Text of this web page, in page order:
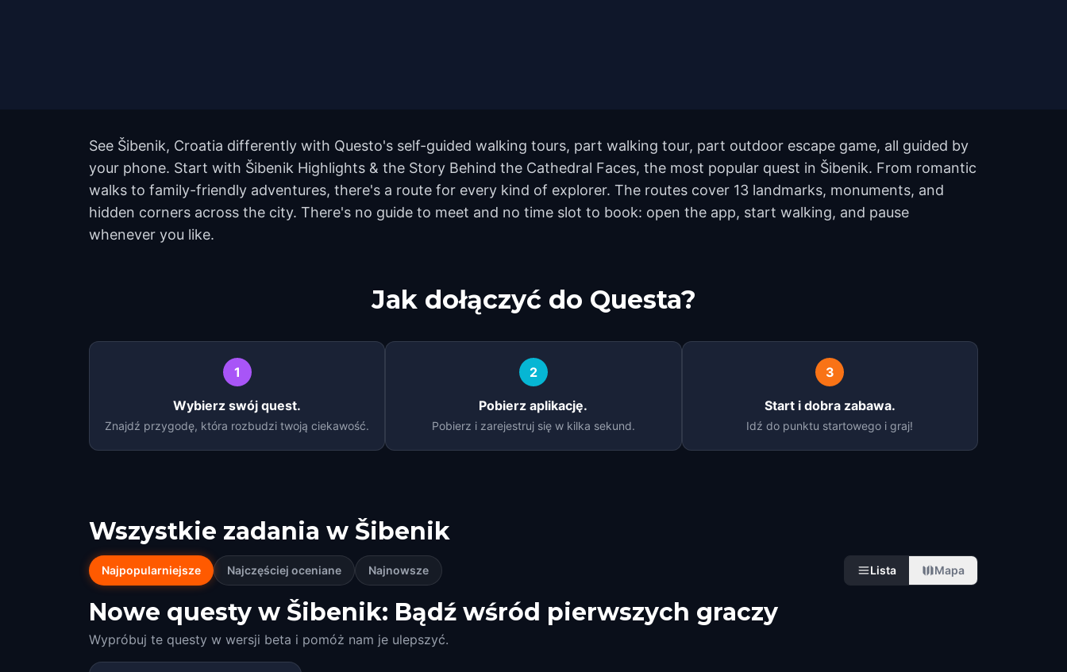
See Šibenik, Croatia differently with Questo's self-guided walking tours, part walking tour, part outdoor escape game, all guided by
your phone. Start with Šibenik Highlights & the Story Behind the Cathedral Faces, the most popular quest in Šibenik. From romantic
walks to family-friendly adventures, there's a route for every kind of explorer. The routes cover 13 landmarks, monuments, and
hidden corners across the city. There's no guide to meet and no time slot to book: open the app, start walking, and pause
whenever you like.
Jak dołączyć do Questa?
1
Wybierz swój quest.
Znajdź przygodę, która rozbudzi twoją ciekawość.
2
Pobierz aplikację.
Pobierz i zarejestruj się w kilka sekund.
3
Start i dobra zabawa.
Idź do punktu startowego i graj!
Wszystkie zadania w Šibenik
Najpopularniejsze Najczęściej oceniane Najnowsze Lista Mapa
Nowe questy w Šibenik: Bądź wśród pierwszych graczy
Wypróbuj te questy w wersji beta i pomóż nam je ulepszyć.